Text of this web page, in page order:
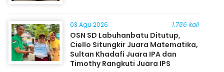
03 Agu 2026 1.786 kali
OSN SD Labuhanbatu Ditutup,
Ciello Situngkir Juara Matematika,
Sultan Khadafi Juara IPA dan
Timothy Rangkuti Juara IPS